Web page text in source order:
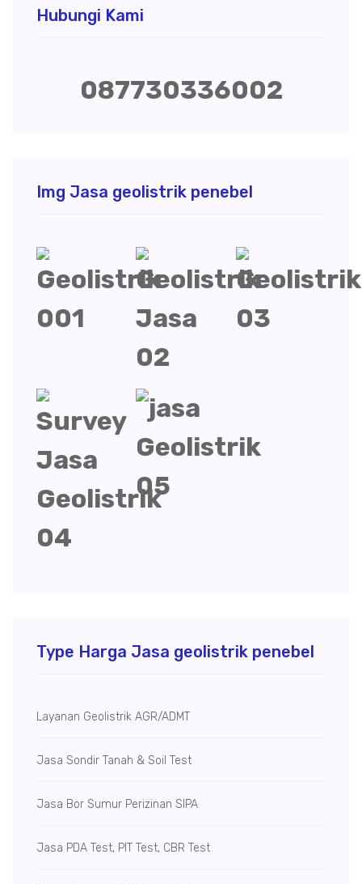
Hubungi Kami
087730336002
Img Jasa geolistrik penebel
Type Harga Jasa geolistrik penebel
Layanan Geolistrik AGR/ADMT
Jasa Sondir Tanah & Soil Test
Jasa Bor Sumur Perizinan SIPA
Jasa PDA Test, PIT Test, CBR Test